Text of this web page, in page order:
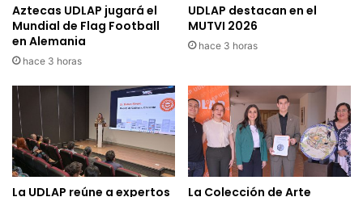
Aztecas UDLAP jugará el
Mundial de Flag Football
en Alemania
hace 3 horas
UDLAP destacan en el
MUTVI 2026
hace 3 horas
La UDLAP reúne a expertos
La Colección de Arte